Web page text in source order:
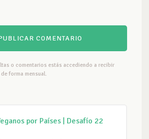
o comentarios estás accediendo a recibir
forma mensual.
por Países | Desafío 22